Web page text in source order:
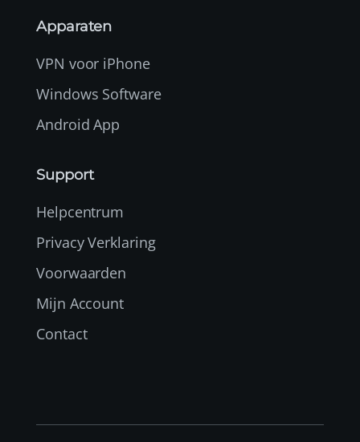
Apparaten
VPN voor iPhone
Windows Software
Android App
Support
Helpcentrum
Privacy Verklaring
Voorwaarden
Mijn Account
Contact